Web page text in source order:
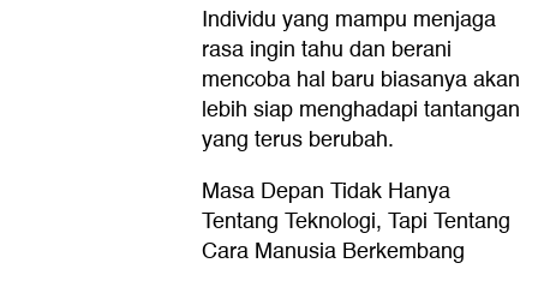
Individu yang mampu menjaga
rasa ingin tahu dan berani
mencoba hal baru biasanya akan
lebih siap menghadapi tantangan
yang terus berubah.
Masa Depan Tidak Hanya
Tentang Teknologi, Tapi Tentang
Cara Manusia Berkembang